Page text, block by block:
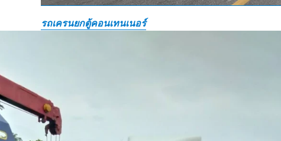
รถเครนยกตู้คอนเทนเนอร์